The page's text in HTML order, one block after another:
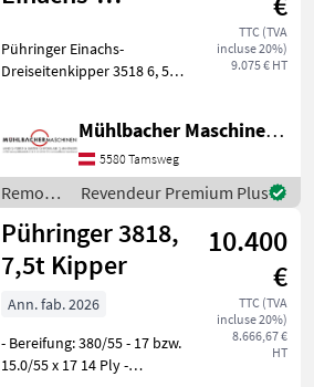
3518 3,50x1,82m
TTC (TVA
incluse 20%)
9.075 € HT
Pühringer Einachs-
Dreiseitenkipper 3518 6, 5to
3430mm, Innenbreite
1750mm - 6.500kg zul.
Gesamtgewicht - 1.220kg
Eigenge
Mühlbacher Maschinen GmbH
5580 Tamsweg
Remorques
/
Pühringer
Revendeur Premium Plus
Pühringer 3818,
7,5t Kipper
10.400
€
TTC (TVA
incluse 20%)
8.666,67 €
HT
Ann. fab. 2026
- Bereifung: 380/55 - 17 bzw.
15.0/55 x 17 14 Ply -